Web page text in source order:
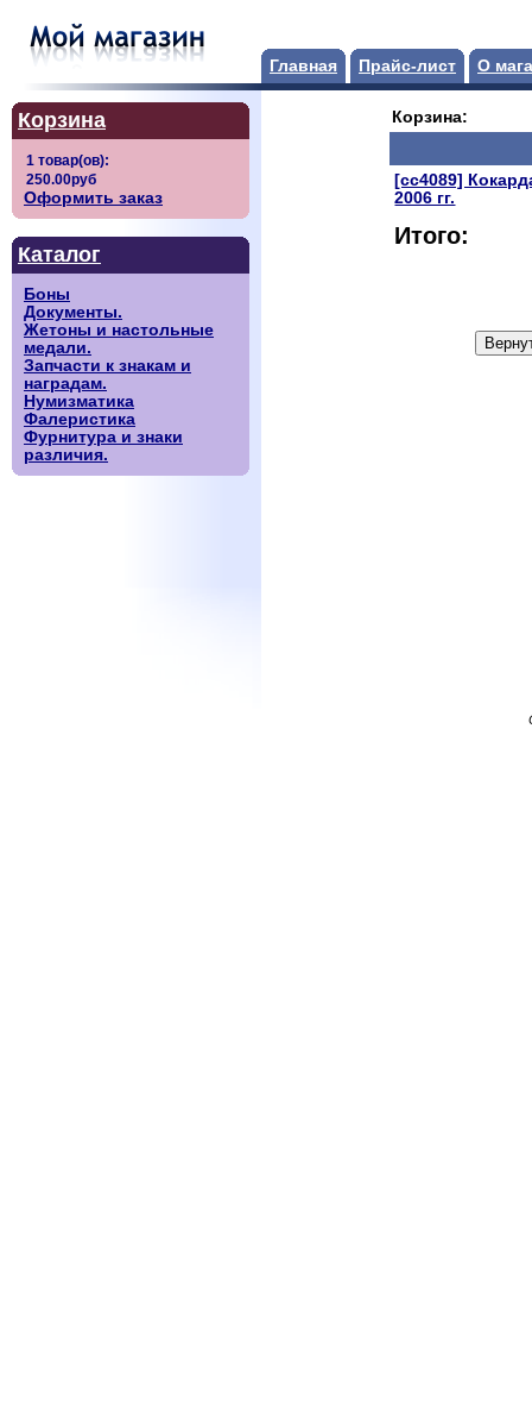
Главная Прайс-лист О
Корзина
Оформить заказ
Каталог
Боны
Документы.
Жетоны и настольные
медали.
Запчасти к знакам и
наградам.
Нумизматика
Фалеристика
Фурнитура и знаки
различия.
Корзина:
[сс4089]
2006 гг.
Итого: